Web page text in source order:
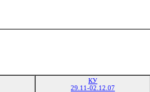
КУ
29.11-02.12.07